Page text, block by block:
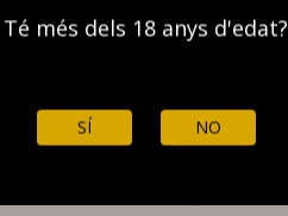
Té més dels 18 anys d'edat?
SÍ NO